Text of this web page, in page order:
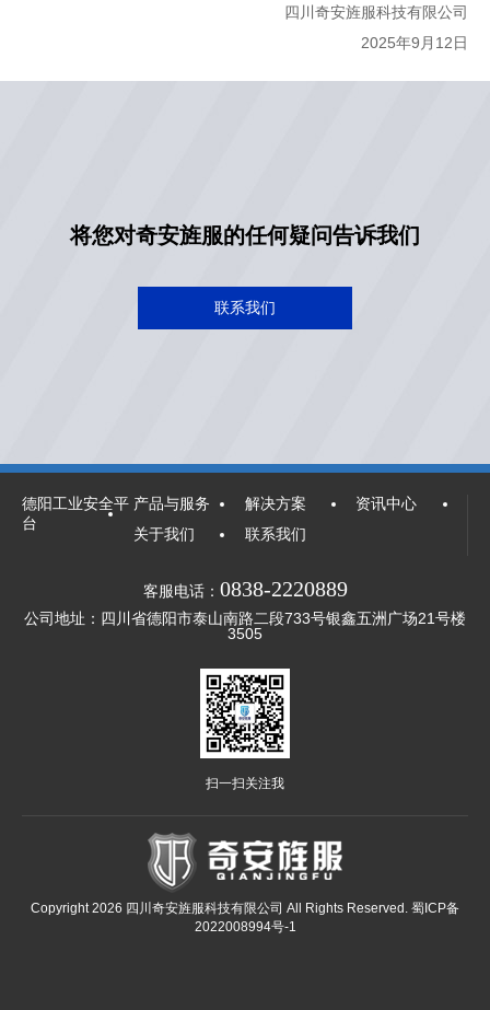
四川奇安旌服科技有限公司
2025年9月12日
将您对奇安旌服的任何疑问告诉我们
联系我们
德阳工业安全平
台
产品与服务 解决方案
资讯中心
关于我们
联系我们
客服电话： 0838-2220889
公司地址：四川省德阳市泰山南路二段733号银鑫五洲广场21号楼
3505
扫一扫关注我
Copyright 2026 四川奇安旌服科技有限公司 All Rights Reserved. 蜀ICP备
2022008994号-1